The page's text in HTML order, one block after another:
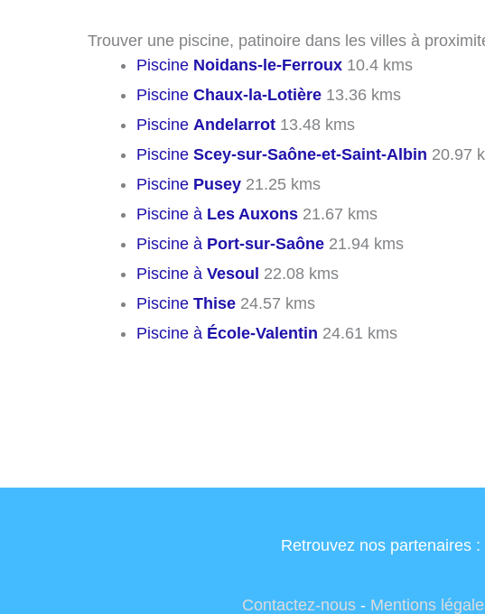
Trouver une piscine, patinoire dans les villes à
Piscine Noidans-le-Ferroux 10.4 kms
Piscine Chaux-la-Lotière 13.36 kms
Piscine Andelarrot 13.48 kms
Piscine Scey-sur-Saône-et-Saint-Albin 20.97
Piscine Pusey 21.25 kms
Piscine à Les Auxons 21.67 kms
Piscine à Port-sur-Saône 21.94 kms
Piscine à Vesoul 22.08 kms
Piscine Thise 24.57 kms
Piscine à École-Valentin 24.61 kms
Retrouvez nos partenaires :
Contactez-nous- Mentions